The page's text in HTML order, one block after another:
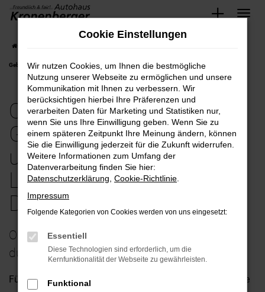
Zum
Gebrauchtwagen bequem und günstig kaufen mit Lieferservice nach Duisburg
Opel-Grandland
Gebrauchtwagen bequem
und günstig kaufen mit
Lieferservice nach
Duisburg
Opel Grandland Gebrauchtwagen – perfekt
durchgecheckt unterwegs in Duisburg
Für einen Opel Grandland Gebrauchtwagen existieren eine
Cookie Einstellungen
Wir nutzen Cookies, um Ihnen die bestmögliche
Nutzung unserer Webseite zu ermöglichen und unsere
Kommunikation mit Ihnen zu verbessern. Wir
berücksichtigen hierbei Ihre Präferenzen und
verarbeiten Daten für Marketing und Statistiken nur,
wenn Sie uns Ihre Einwilligung geben. Wenn Sie zu
einem späteren Zeitpunkt Ihre Meinung ändern, können
Sie die Einwilligung jederzeit für die Zukunft widerrufen.
Weitere Informationen zum Umfang der
Datenverarbeitung finden Sie hier:
Datenschutzerklärung Cookie-Richtlinie
Impressum
Folgende Kategorien von Cookies werden von uns eingesetzt:
Essentiell
Diese Technologien sind erforderlich, um die
Kernfunktionalität der Webseite zu gewährleisten.
Funktional